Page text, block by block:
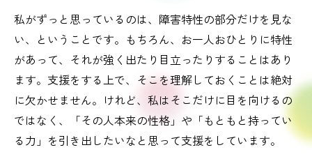
私がずっと思っているのは、障害特性の部分だけを見な
い、ということです。もちろん、お一人おひとりに特性
があって、それが強く出たり目立ったりすることはあり
ます。支援をする上で、そこを理解しておくことは絶対
に欠かせません。けれど、私はそこだけに目を向けるの
ではなく、「その人本来の性格」や「もともと持ってい
る力」を引き出したいなと思って支援をしています。